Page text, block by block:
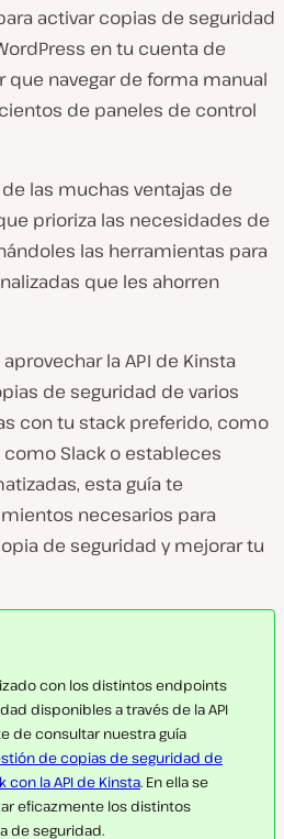
activar copias de seguridad
en tu cuenta de
que navegar de forma manual
de paneles de control
las muchas ventajas de
prioriza las necesidades de
las herramientas para
que les ahorren
la API de Kinsta
de seguridad de varios
con tu stack preferido, como
Slack o estableces
esta guía te
necesarios para
de seguridad y mejorar tu
con los distintos endpoints
disponibles a través de la API
de consultar nuestra guía
de copias de seguridad de
con la API de Kinsta. En ella se
eficazmente los distintos
de seguridad.